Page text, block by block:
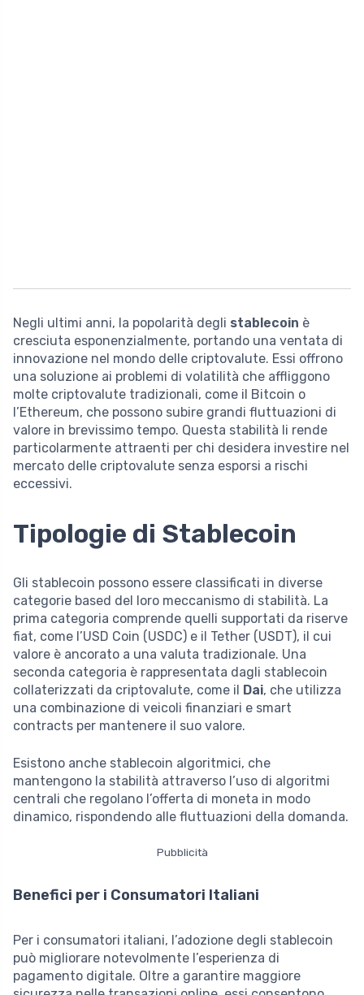
Negli ultimi anni, la popolarità degli stablecoin è
cresciuta esponenzialmente, portando una ventata di
innovazione nel mondo delle criptovalute. Essi offrono
una soluzione ai problemi di volatilità che affliggono
molte criptovalute tradizionali, come il Bitcoin o
l’Ethereum, che possono subire grandi fluttuazioni di
valore in brevissimo tempo. Questa stabilità li rende
particolarmente attraenti per chi desidera investire nel
mercato delle criptovalute senza esporsi a rischi
eccessivi.
Tipologie di Stablecoin
Gli stablecoin possono essere classificati in diverse
categorie based del loro meccanismo di stabilità. La
prima categoria comprende quelli supportati da riserve
fiat, come l’USD Coin (USDC) e il Tether (USDT), il cui
valore è ancorato a una valuta tradizionale. Una
seconda categoria è rappresentata dagli stablecoin
collaterizzati da criptovalute, come il Dai, che utilizza
una combinazione di veicoli finanziari e smart
contracts per mantenere il suo valore.
Esistono anche stablecoin algoritmici, che
mantengono la stabilità attraverso l’uso di algoritmi
centrali che regolano l’offerta di moneta in modo
dinamico, rispondendo alle fluttuazioni della domanda.
Pubblicità
Benefici per i Consumatori Italiani
Per i consumatori italiani, l’adozione degli stablecoin
può migliorare notevolmente l’esperienza di
pagamento digitale. Oltre a garantire maggiore